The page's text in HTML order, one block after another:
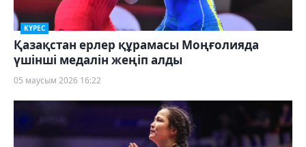
КҮРЕС
Қазақстан ерлер құрамасы Моңғолияда
үшінші медалін жеңіп алды
05 маусым 2026 16:22